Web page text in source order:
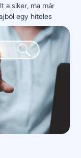
a siker, ma már
egy hiteles